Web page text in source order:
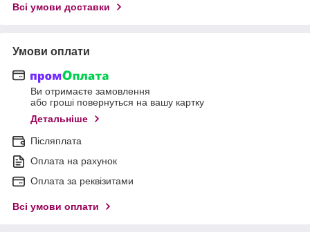
Всі умови доставки
Умови оплати
Ви отримаєте замовлення
або гроші повернуться на вашу картку
Детальніше
Післяплата
Оплата на рахунок
Оплата за реквізитами
Всі умови оплати